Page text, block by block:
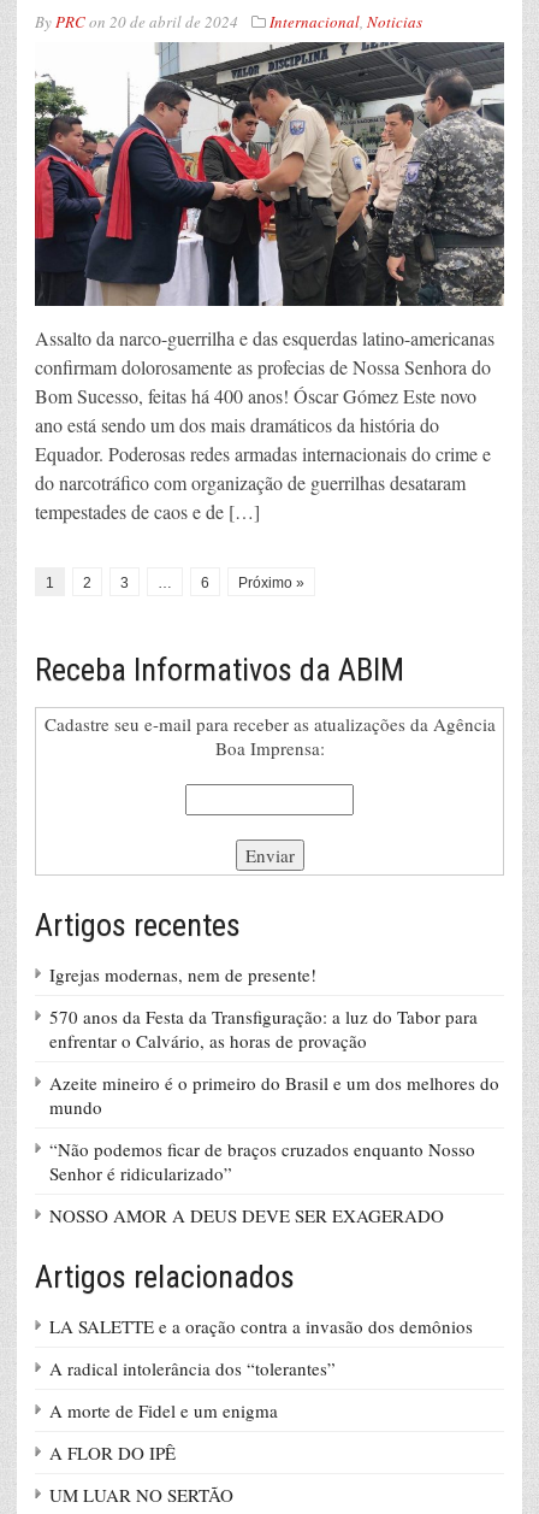
ByPRCon 20 de abril de 2024 Internacional, Noticias
Assalto da narco-guerrilha e das esquerdas latino-americanas
confirmam dolorosamente as profecias de Nossa Senhora do
Bom Sucesso, feitas há 400 anos! Óscar Gómez Este novo
ano está sendo um dos mais dramáticos da história do
Equador. Poderosas redes armadas internacionais do crime e
do narcotráfico com organização de guerrilhas desataram
tempestades de caos e de […]
1 2 3 … 6 Próximo »
Receba Informativos da ABIM
Cadastre seu e-mail para receber as atualizações da Agência
Boa Imprensa:
Artigos recentes
Igrejas modernas, nem de presente!
570 anos da Festa da Transfiguração: a luz do Tabor para
enfrentar o Calvário, as horas de provação
Azeite mineiro é o primeiro do Brasil e um dos melhores do
mundo
“Não podemos ficar de braços cruzados enquanto Nosso
Senhor é ridicularizado”
NOSSO AMOR A DEUS DEVE SER EXAGERADO
Artigos relacionados
LA SALETTE e a oração contra a invasão dos demônios
A radical intolerância dos “tolerantes”
A morte de Fidel e um enigma
A FLOR DO IPÊ
UM LUAR NO SERTÃO